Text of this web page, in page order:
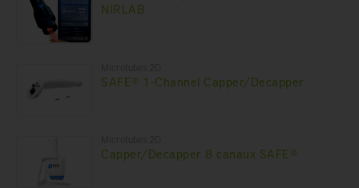
NIRLAB
SAFE® 1-Channel Capper/Decapper
Capper/Decapper 8 canaux SAFE®